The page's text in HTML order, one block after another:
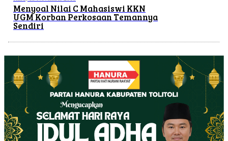
Menyoal Nilai C Mahasiswi KKN
UGM Korban Perkosaan Temannya
Sendiri